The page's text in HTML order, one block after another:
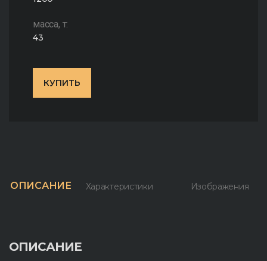
масса, т:
43
КУПИТЬ
ОПИСАНИЕ Характеристики Изображения
ОПИСАНИЕ